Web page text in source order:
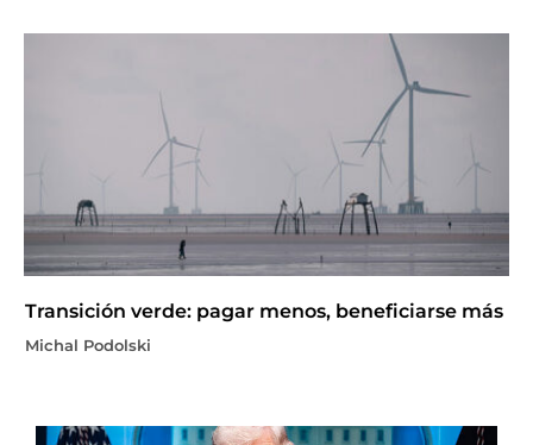
Transición verde: pagar menos, beneficiarse más
Michal Podolski